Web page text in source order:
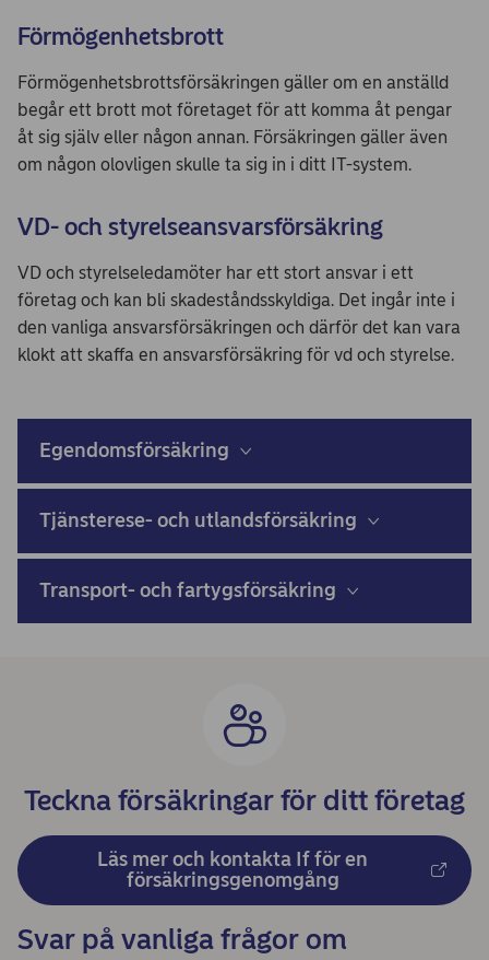
Förmögenhetsbrott
Förmögenhetsbrottsförsäkringen gäller om en anställd
begår ett brott mot företaget för att komma åt pengar
åt sig själv eller någon annan. Försäkringen gäller även
om någon olovligen skulle ta sig in i ditt IT-system.
VD- och styrelseansvarsförsäkring
VD och styrelseledamöter har ett stort ansvar i ett
företag och kan bli skadeståndsskyldiga. Det ingår inte i
den vanliga ansvarsförsäkringen och därför det kan vara
klokt att skaffa en ansvarsförsäkring för vd och styrelse.
Egendomsförsäkring
Tjänsterese- och utlandsförsäkring
Transport- och fartygsförsäkring
Teckna försäkringar för ditt företag
Läs mer och kontakta If för en
försäkringsgenomgång
Svar på vanliga frågor om